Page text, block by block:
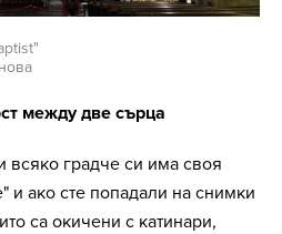
между две сърца
всяко градче си има своя
и ако сте попадали на снимки
са окичени с катинари,